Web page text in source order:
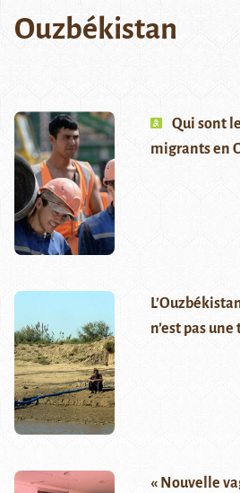
Ouzbékistan
Qui sont
migrants en
n’est pas
« Nouvelle